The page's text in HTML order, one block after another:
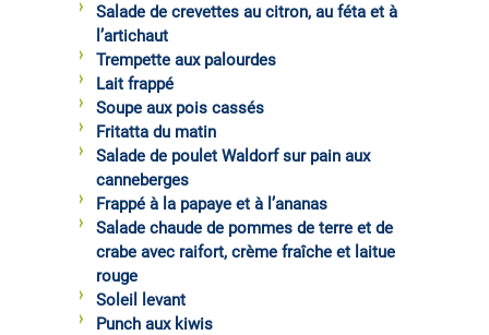
Salade de crevettes au citron, au féta et à
l’artichaut
Trempette aux palourdes
Lait frappé
Soupe aux pois cassés
Fritatta du matin
Salade de poulet Waldorf sur pain aux
canneberges
Frappé à la papaye et à l’ananas
Salade chaude de pommes de terre et de
crabe avec raifort, crème fraîche et laitue
rouge
Soleil levant
Punch aux kiwis